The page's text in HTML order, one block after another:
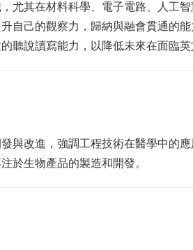
尤其在材料科學、電子電路、人工
自己的觀察力，歸納與融會貫通的
聽說讀寫能力，以降低未來在面臨英
與改進，強調工程技術在醫學中的
於生物產品的製造和開發。